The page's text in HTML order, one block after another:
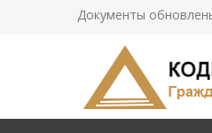
Документы